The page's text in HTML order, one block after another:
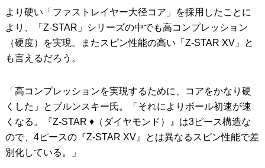
より硬い「ファストレイヤー大径コア」を採用したことに
より、「Z-STAR」シリーズの中でも高コンプレッション
（硬度）を実現。またスピン性能の高い「Z-STAR XV」と
も言えるだろう。
「高コンプレッションを実現するために、コアをかなり硬
くした」とブルンスキー氏。「それによりボール初速が速
くなる。『Z-STAR ♦︎（ダイヤモンド）』は3ピース構造な
ので、4ピースの『Z-STAR XV』とは異なるスピン性能で差
別化している。」